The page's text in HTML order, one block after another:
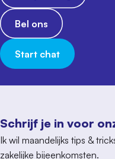
Schrijf je in voor
Ik wil maandelijks tips &
zakelijke bijeenkomsten.
Bel ons
Start chat